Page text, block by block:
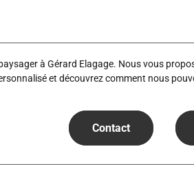
à Gérard Elagage. Nous vous
et découvrez comment nous
Contact